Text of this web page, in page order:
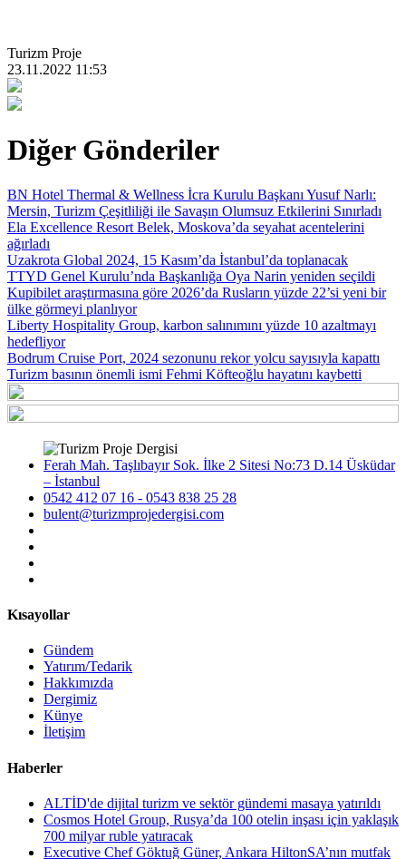
Turizm Proje
23.11.2022 11:53
Diğer Gönderiler
BN Hotel Thermal & Wellness İcra Kurulu Başkanı Yusuf Narlı:
Mersin, Turizm Çeşitliliği ile Savaşın Olumsuz Etkilerini Sınırladı
Ela Excellence Resort Belek, Moskova’da seyahat acentelerini
ağırladı
Uzakrota Global 2024, 15 Kasım’da İstanbul’da toplanacak
TTYD Genel Kurulu’nda Başkanlığa Oya Narin yeniden seçildi
Kupibilet araştırmasına göre 2026’da Rusların yüzde 22’si yeni bir
ülke görmeyi planlıyor
Liberty Hospitality Group, karbon salınımını yüzde 10 azaltmayı
hedefliyor
Bodrum Cruise Port, 2024 sezonunu rekor yolcu sayısıyla kapattı
Turizm basının önemli ismi Fehmi Köfteoğlu hayatını kaybetti
Ferah Mah. Taşlıbayır Sok. İlke 2 Sitesi No:73 D.14 Üsküdar
– İstanbul
0542 412 07 16 - 0543 838 25 28
bulent@turizmprojedergisi.com
Kısayollar
Gündem
Yatırım/Tedarik
Hakkımızda
Dergimiz
Künye
İletişim
Haberler
ALTİD'de dijital turizm ve sektör gündemi masaya yatırıldı
Cosmos Hotel Group, Rusya’da 100 otelin inşası için yaklaşık
700 milyar ruble yatıracak
Executive Chef Göktuğ Güner, Ankara HiltonSA’nın mutfak